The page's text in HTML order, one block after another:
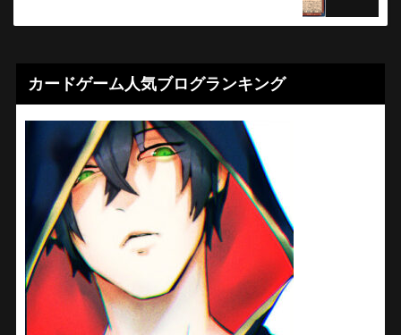
カードゲーム人気ブログランキング